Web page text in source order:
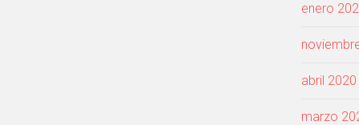
enero
abril 2020
marzo